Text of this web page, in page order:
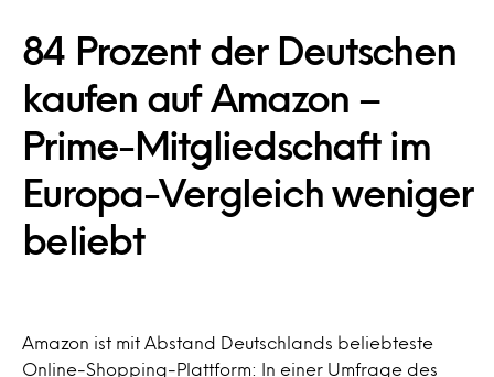
84 Prozent der Deutschen
kaufen auf Amazon –
Prime-Mitgliedschaft im
Europa-Vergleich weniger
beliebt
Amazon ist mit Abstand Deutschlands beliebteste
Online-Shopping-Plattform: In einer Umfrage des